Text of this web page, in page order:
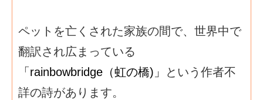
ペットを亡くされた家族の間で、世界中で
翻訳され広まっている
「rainbowbridge（虹の橋)」
という作者不
詳の詩があります。